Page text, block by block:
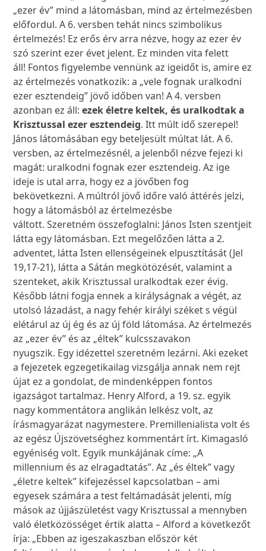
„ezer év” mind a látomásban, mind az értelmezésben
előfordul. A 6. versben tehát nincs szimbolikus
értelmezés! Ez erős érv arra nézve, hogy az ezer év
szó szerint ezer évet jelent. Ez minden vita felett
áll! Fontos figyelembe vennünk az igeidőt is, amire ez
az értelmezés vonatkozik: a „vele fognak uralkodni
ezer esztendeig” jövő időben van! A 4. versben
azonban ez áll:ezek életre keltek, és uralkodtak a
Krisztussal ezer esztendeig. Itt múlt idő szerepel!
János látomásában egy beteljesült múltat lát. A 6.
versben, az értelmezésnél, a jelenből nézve fejezi ki
magát: uralkodni fognak ezer esztendeig. Az ige
ideje is utal arra, hogy ez a jövőben fog
bekövetkezni. A múltról jövő időre való áttérés jelzi,
hogy a látomásból az értelmezésbe
váltott. Szeretném összefoglalni: János Isten szentjeit
látta egy látomásban. Ezt megelőzően látta a 2.
adventet, látta Isten ellenségeinek elpusztítását (Jel
19,17-21), látta a Sátán megkötözését, valamint a
szenteket, akik Krisztussal uralkodtak ezer évig.
Később látni fogja ennek a királyságnak a végét, az
utolsó lázadást, a nagy fehér királyi széket s végül
elétárul az új ég és az új föld látomása. Az értelmezés
az „ezer év” és az „éltek” kulcsszavakon
nyugszik. Egy idézettel szeretném lezárni. Aki ezeket
a fejezetek egzegetikailag vizsgálja annak nem rejt
újat ez a gondolat, de mindenképpen fontos
igazságot tartalmaz. Henry Alford, a 19. sz. egyik
nagy kommentátora anglikán lelkész volt, az
írásmagyarázat nagymestere. Premillenialista volt és
az egész Újszövetséghez kommentárt írt. Kimagasló
egyéniség volt. Egyik munkájának címe: „A
millennium és az elragadtatás”. Az „és éltek” vagy
„életre keltek” kifejezéssel kapcsolatban – ami
egyesek számára a test feltámadását jelenti, míg
mások az újjászületést vagy Krisztussal a mennyben
való életközösséget értik alatta – Alford a következőt
írja: „Ebben az igeszakaszban először két